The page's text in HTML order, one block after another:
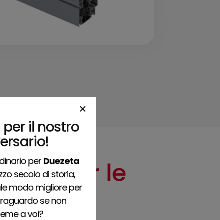
per le
✕
il nostro
per Duezeta
secolo di storia,
modo migliore per
se non
a voi?